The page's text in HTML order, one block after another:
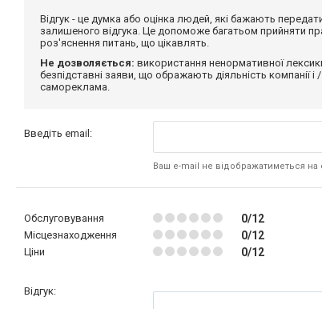
Відгук - це думка або оцінка людей, які бажають
залишеного відгука. Це допоможе багатьом прийняти
роз'яснення питань, що цікавлять.
Не дозволяється: використання ненормативної
безпідставні заяви, що ображають діяльність компанії
самореклама.
Введіть email:
Ваш e-mail не відображатиметься на
Обслуговування 0/12
Місцезнаходження 0/12
Ціни 0/12
Відгук: